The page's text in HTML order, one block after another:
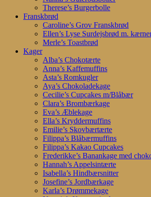
Therese’s Burgerbolle
Franskbrød
Caroline’s Grov Franskbrød
Ellen’s Lyse Surdejsbrød m.
Merle’s Toastbrød
Kager
Alba’s Chokotærte
Anna’s Kaffemuffins
Asta’s Romkugler
Aya’s Chokoladekage
Cecilie’s Cupcakes m/Blåbær
Clara’s Brombærkage
Eva’s Æblekage
Ella’s Kryddermuffins
Emilie’s Skovbærtærte
Filippa’s Blåbærmuffins
Filippa’s Kakao Cupcakes
Frederikke’s Banankage med
Hannah’s Appelsintærte
Isabella’s Hindbærsnitter
Josefine’s Jordbærkage
Karla’s Drømmekage